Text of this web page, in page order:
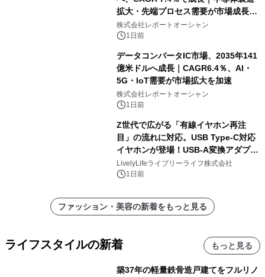
拡大・先端プロセス需要が市場成長を
加速
株式会社レポートオーシャン
1日前
データコンバータIC市場、2035年141
億米ドルへ成長｜CAGR6.4％、AI・
5G・IoT需要が市場拡大を加速
株式会社レポートオーシャン
1日前
Z世代で広がる「有線イヤホン再注
目」の流れに対応。USB Type-C対応
イヤホンが登場！USB-A変換アダプタ
ー付きでスマホからパソコンまで幅広
く活用可能
LivelyLifeライブリーライフ株式会社
1日前
ファッション・美容の新着をもっと見る
ライフスタイルの新着 もっと見る
築37年の軽量鉄骨造戸建てをフルリノ